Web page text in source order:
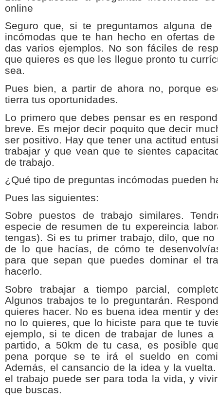
online
Seguro que, si te preguntamos alguna de
incómodas que te han hecho en ofertas
das varios ejemplos. No son fáciles de
que quieres es que les llegue pronto tu
sea.
Pues bien, a partir de ahora no, porque
tierra tus oportunidades.
Lo primero que debes pensar es en
breve. Es mejor decir poquito que decir
ser positivo. Hay que tener una actitud
trabajar y que vean que te sientes
de trabajo.
¿Qué tipo de preguntas incómodas pueden
Pues las siguientes:
Sobre puestos de trabajo similares.
especie de resumen de tu expereincia
tengas). Si es tu primer trabajo, dilo, que
de lo que hacías, de cómo te
para que sepan que puedes dominar el
hacerlo.
Sobre trabajar a tiempo parcial,
Algunos trabajos te lo preguntarán.
quieres hacer. No es buena idea mentir y
no lo quieres, que lo hiciste para que te
ejemplo, si te dicen de trabajar de lunes a
partido, a 50km de tu casa, es posible
pena porque se te irá el sueldo en
Además, el cansancio de la idea y la
el trabajo puede ser para toda la vida, y
que buscas.